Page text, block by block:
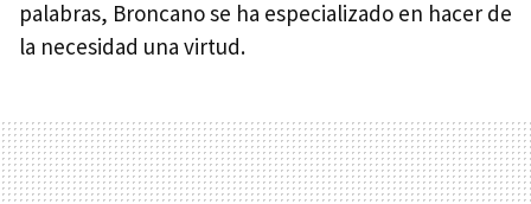
palabras, Broncano se ha especializado en hacer de
la necesidad una virtud.